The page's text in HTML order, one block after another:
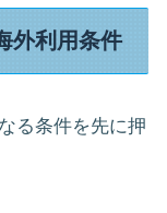
外利用条件
る条件を先に押